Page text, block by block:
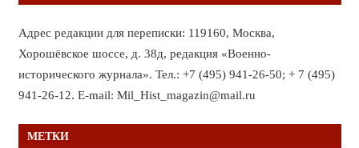
Адрес редакции для переписки: 119160, Москва,
Хорошёвское шоссе, д. 38д, редакция «Военно-
исторического журнала». Тел.: +7 (495) 941-26-50; + 7 (495)
941-26-12. E-mail: Mil_Hist_magazin@mail.ru
МЕТКИ